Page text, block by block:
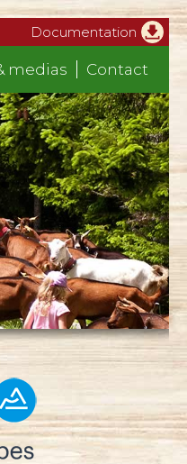
Documentation
medias Contact